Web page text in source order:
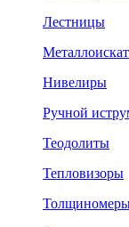
Лестницы
Нивелиры
Ручной
Теодолиты
Тепловизоры